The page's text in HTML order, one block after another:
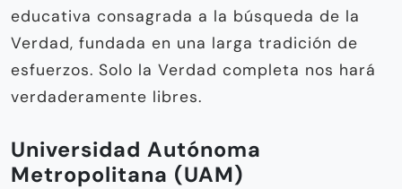
educativa consagrada a la búsqueda de la
Verdad, fundada en una larga tradición de
esfuerzos. Solo la Verdad completa nos hará
verdaderamente libres.
Universidad Autónoma
Metropolitana (UAM)